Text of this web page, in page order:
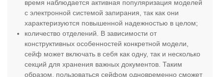
время наблюдается активная популяризация моделей
с электронной системой запирания, так как они
характеризуются повышенной надежностью в целом;
количество отделений. В зависимости от
конструктивных особенностей конкретной модели,
сейф может включать в себя как одну, так и несколько
секций для хранения важных документов. Таким
образом, пользоваться сейфом одновременно сможет